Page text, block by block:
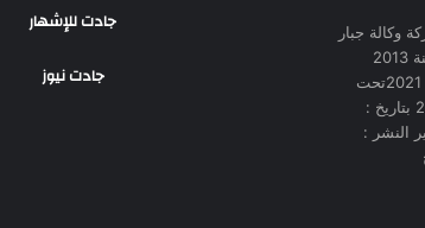
وكالة جبار
للاشهار الدعاية التجارية و الخدمات جادت, تأسست سنة 2013
وأعتمدت من طرف وزارة الاتصال بتاريخ:11أفريل سنة 2021تحت
رقم : 321/م,و,ا,ّو,ا/21 وتكيفت مع قانون الاعلام 2023 بتاريخ :
اعتماد رقم : 07/م,و,إ/و,إ/24 مدير النشر :
جادت للإشهار
جادت نيوز